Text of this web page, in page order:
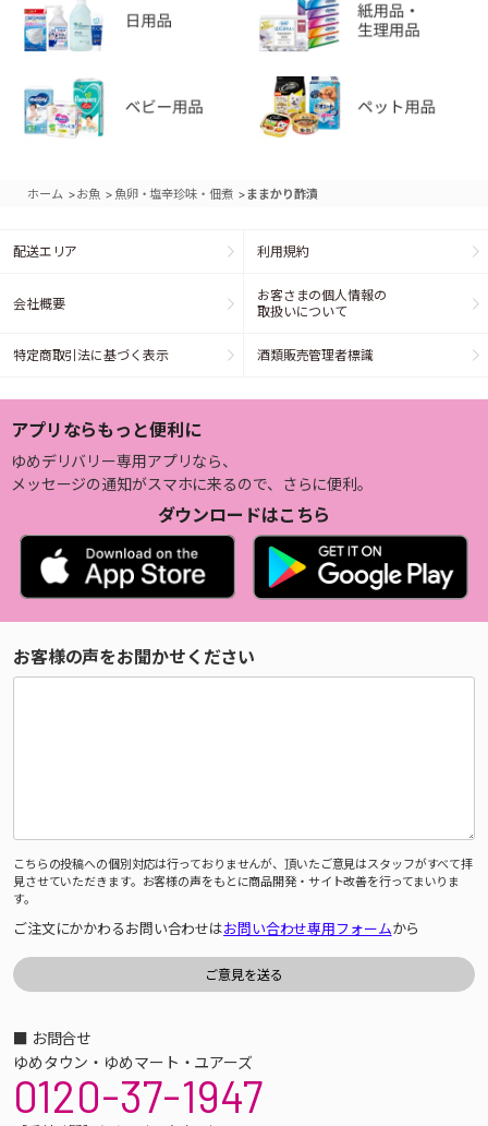
ホーム >お魚 > 魚卵・塩辛珍味・佃煮 >ままかり酢漬
配送エリア 利用規約
会社概要
お客さまの個人情報の
取扱いについて
特定商取引法に基づく表示 酒類販売管理者標識
アプリならもっと便利に
ゆめデリバリー専用アプリなら、
メッセージの通知がスマホに来るので、さらに便利。
ダウンロードはこちら
お客様の声をお聞かせください
こちらの投稿への個別対応は行っておりませんが、頂いたご意見はスタッフがすべて拝
見させていただきます。お客様の声をもとに商品開発・サイト改善を行ってまいりま
す。
ご注文にかかわるお問い合わせはお問い合わせ専用フォームから
■ お問合せ
ゆめタウン・ゆめマート・ユアーズ
0120-37-1947